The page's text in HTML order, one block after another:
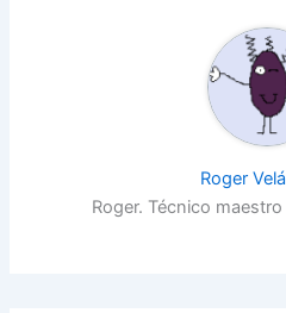
Roger
Roger. Técnico